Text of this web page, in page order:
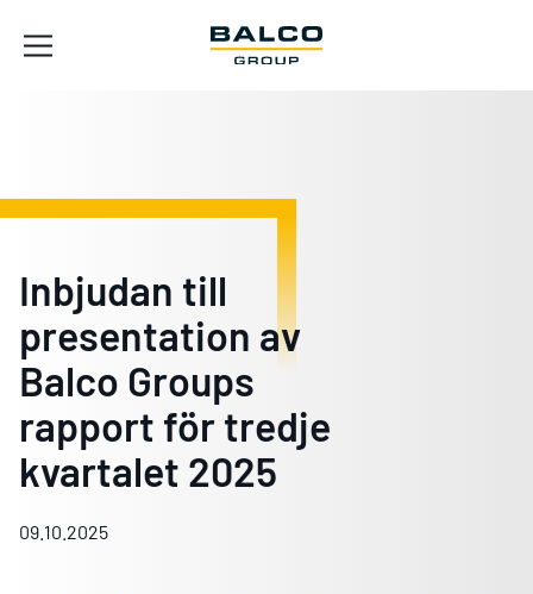
Inbjudan till
presentation av
Balco Groups
rapport för tredje
kvartalet 2025
09.10.2025